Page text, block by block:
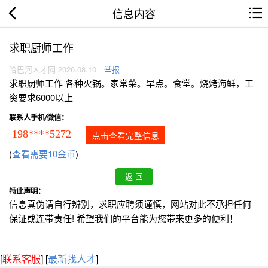
信息内容
求职厨师工作
哈巴河人才网 2026.08.10 举报
求职厨师工作 各种火锅。家常菜。早点。食堂。烧烤海鲜，工
资要求6000以上
联系人手机/微信：
198****5272 点击查看完整信息
(查看需要10金币)
特此声明：
信息真伪请自行辨别，求职应聘须谨慎，网站对此不承担任何
保证或连带责任! 希望我们的平台能为您带来更多的便利！
[联系客服] [最新找人才]